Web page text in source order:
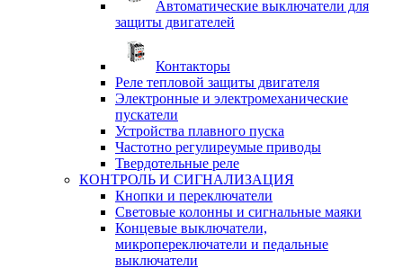
Автоматические выключатели для
защиты двигателей
Контакторы
Реле тепловой защиты двигателя
Электронные и электромеханические
пускатели
Устройства плавного пуска
Частотно регулиреумые приводы
Твердотельные реле
КОНТРОЛЬ И СИГНАЛИЗАЦИЯ
Кнопки и переключатели
Световые колонны и сигнальные маяки
Концевые выключатели,
микропереключатели и педальные
выключатели